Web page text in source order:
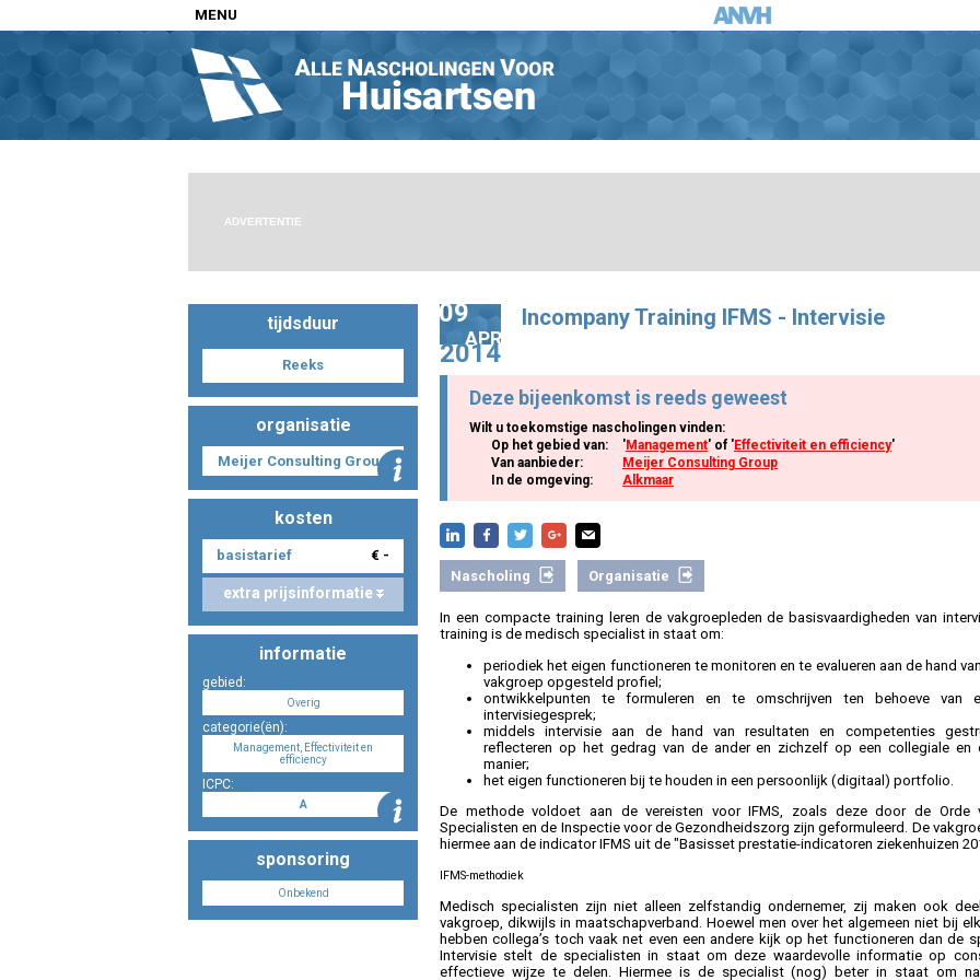
MENU
Home
Nascholingen op locatie (agenda)
Nascholing aanmelden
Zoek op kaart
Registreren
Inloggen
Info
ADVERTENTIE
tijdsduur
Reeks
organisatie
Meijer Consulting Group
kosten
basistarief € -
extra prijsinformatie
informatie
gebied:
Overig
categorie(ën):
Management, Effectiviteit en
efficiency
ICPC:
A
sponsoring
Onbekend
09
APR
2014
Incompany Training IFMS - Intervisie
Deze bijeenkomst is reeds geweest
Wilt u toekomstige nascholingen vinden:
Op het gebied van:
'Management' of 'Effectiviteit en efficiency'
Van aanbieder:
Meijer Consulting Group
In de omgeving:
Alkmaar
Nascholing Organisatie
In een compacte training leren de vakgroepleden de basisvaardigheden van
training is de medisch specialist in staat om:
periodiek het eigen functioneren te monitoren en te evalueren aan de hand
vakgroep opgesteld profiel;
ontwikkelpunten te formuleren en te omschrijven ten behoeve van
intervisiegesprek;
middels intervisie aan de hand van resultaten en competenties
reflecteren op het gedrag van de ander en zichzelf op een collegiale en
manier;
het eigen functioneren bij te houden in een persoonlijk (digitaal) portfolio.
De methode voldoet aan de vereisten voor IFMS, zoals deze door de Orde
Specialisten en de Inspectie voor de Gezondheidszorg zijn geformuleerd. De
hiermee aan de indicator IFMS uit de "Basisset prestatie-indicatoren ziekenhuizen
IFMS-methodiek
Medisch specialisten zijn niet alleen zelfstandig ondernemer, zij maken ook
vakgroep, dikwijls in maatschapverband. Hoewel men over het algemeen niet bij
hebben collega’s toch vaak net even een andere kijk op het functioneren dan de
Intervisie stelt de specialisten in staat om deze waardevolle informatie op
effectieve wijze te delen. Hiermee is de specialist (nog) beter in staat om